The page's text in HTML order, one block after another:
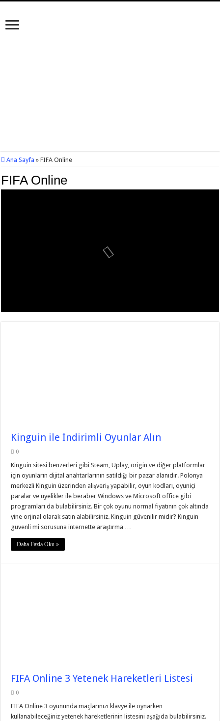
Ana Sayfa » FIFA Online
FIFA Online
Kinguin ile İndirimli Oyunlar Alın
0
Kinguin sitesi benzerleri gibi Steam, Uplay, origin ve diğer platformlar
için oyunların dijital anahtarlarının satıldığı bir pazar alanıdır. Polonya
merkezli Kinguin üzerinden alışveriş yapabilir, oyun kodları, oyuniçi
paralar ve üyelikler ile beraber Windows ve Microsoft office gibi
programları da bulabilirsiniz. Bir çok oyunu normal fiyatının çok altında
yine orjinal olarak satın alabilirsiniz. Kinguin güvenilir midir? Kinguin
güvenli mi sorusuna internette araştırma …
Daha Fazla Oku »
FIFA Online 3 Yetenek Hareketleri Listesi
0
FIFA Online 3 oyununda maçlarınızı klavye ile oynarken
kullanabileceğiniz yetenek hareketlerinin listesini aşağıda bulabilirsiniz.